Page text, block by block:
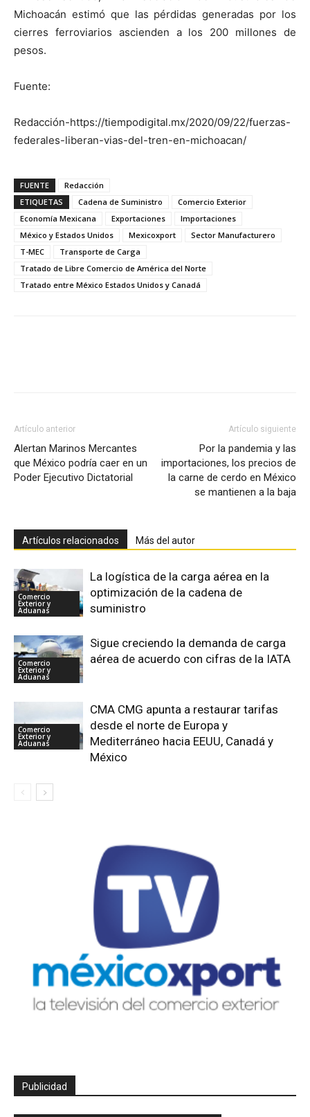
Michoacán estimó que las pérdidas generadas por los
cierres ferroviarios ascienden a los 200 millones de
pesos.
Fuente:
Redacción-https://tiempodigital.mx/2020/09/22/fuerzas-
federales-liberan-vias-del-tren-en-michoacan/
FUENTE
Redacción
ETIQUETAS
Cadena de Suministro
Comercio Exterior
Economía Mexicana
Exportaciones
Importaciones
México y Estados Unidos
Mexicoxport
Sector Manufacturero
T-MEC
Transporte de Carga
Tratado de Libre Comercio de América del Norte
Tratado entre México Estados Unidos y Canadá
Artículo anterior
Alertan Marinos Mercantes
que México podría caer en un
Poder Ejecutivo Dictatorial
Artículo siguiente
Por la pandemia y las
importaciones, los precios de
la carne de cerdo en México
se mantienen a la baja
Artículos relacionados Más del autor
Comercio
Exterior y
Aduanas
La logística de la carga aérea en la
optimización de la cadena de
suministro
Comercio
Exterior y
Aduanas
Sigue creciendo la demanda de carga
aérea de acuerdo con cifras de la IATA
Comercio
Exterior y
Aduanas
CMA CMG apunta a restaurar tarifas
desde el norte de Europa y
Mediterráneo hacia EEUU, Canadá y
México
Publicidad